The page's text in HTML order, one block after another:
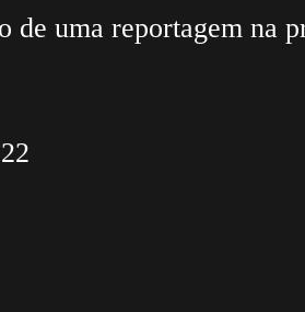
uma reportagem na